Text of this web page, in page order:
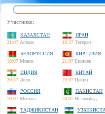
Участники:
КАЗАХСТАН
21:07 Астана
ИРАН
19:37 Тегеран
БЕЛОРУССИЯ
18:07 Минск
КИРГИЗИЯ
21:07 Бишкек
ИНДИЯ
20:37 Дели
КИТАЙ
23:07 Пекин
РОССИЯ
19:07 Москва
ПАКИСТАН
20:07 Исламабад
ТАДЖИКИСТАН